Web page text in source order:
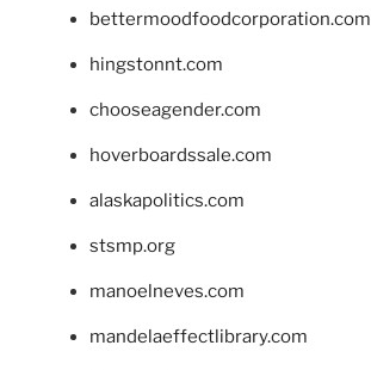
bettermoodfoodcorporation.com
hingstonnt.com
chooseagender.com
hoverboardssale.com
alaskapolitics.com
stsmp.org
manoelneves.com
mandelaeffectlibrary.com